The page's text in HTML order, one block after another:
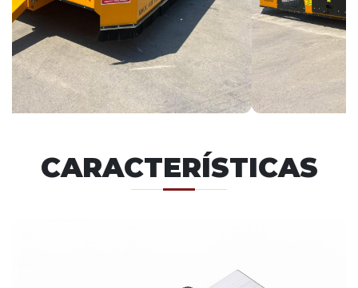
CARACTERÍSTICAS